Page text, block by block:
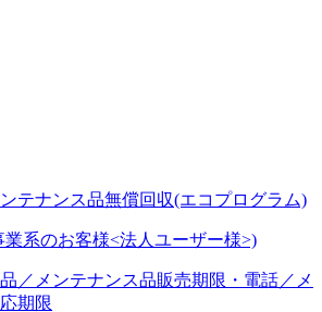
テナンス品無償回収(エコプログラム)
系のお客様<法人ユーザー様>)
／メンテナンス品販売期限・電話／メ
期限